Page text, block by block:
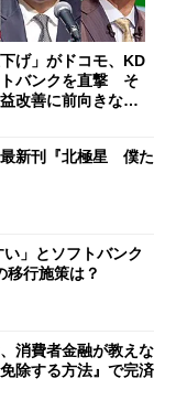
下げ」がドコモ、KD
トバンクを直撃 そ
改善に前向きな理
最新刊『北極星 僕た
」とソフトバンク
行施策は？
消費者金融が教えな
除する方法』で完済